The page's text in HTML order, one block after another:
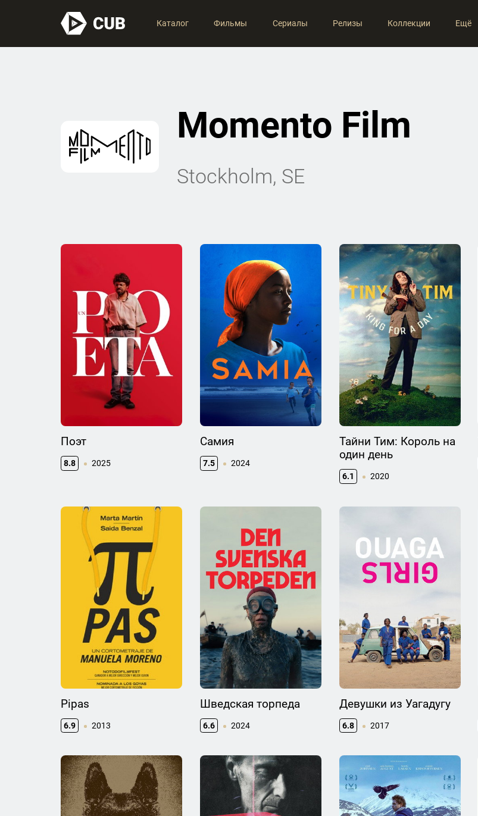
Каталог Фильмы Сериалы Релизы Коллекции Ещё
Momento Film
Stockholm, SE
Поэт
8.8 2025
Самия
7.5 2024
Тайни Тим: Король на
один день
6.1 2020
Pipas
6.9 2013
Шведская торпеда
6.6 2024
Девушки из Уагадугу
6.8 2017